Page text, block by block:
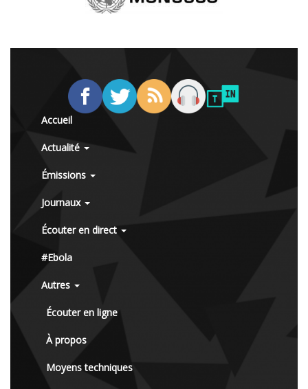
Accueil
Actualité
Émissions
Journaux
Écouter en direct
#Ebola
Autres
Écouter en ligne
À propos
Moyens techniques